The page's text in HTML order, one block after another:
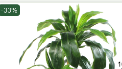
-33%